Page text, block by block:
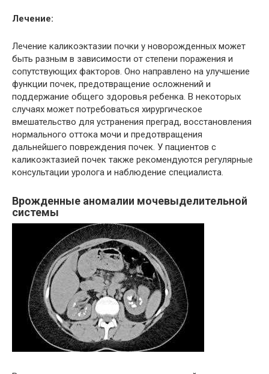
Лечение:
Лечение каликоэктазии почки у новорожденных может
быть разным в зависимости от степени поражения и
сопутствующих факторов. Оно направлено на улучшение
функции почек, предотвращение осложнений и
поддержание общего здоровья ребенка. В некоторых
случаях может потребоваться хирургическое
вмешательство для устранения преград, восстановления
нормального оттока мочи и предотвращения
дальнейшего повреждения почек. У пациентов с
каликоэктазией почек также рекомендуются регулярные
консультации уролога и наблюдение специалиста.
Врожденные аномалии мочевыделительной
системы